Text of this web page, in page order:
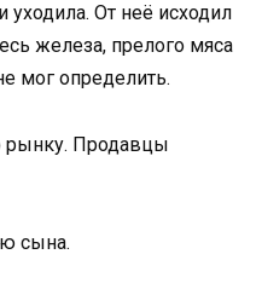
уходила. От неё исходил
железа, прелого мяса
мог определить.
рынку. Продавцы
сына.